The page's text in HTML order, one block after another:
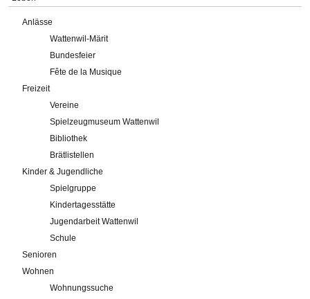
Anlässe
Wattenwil-Märit
Bundesfeier
Fête de la Musique
Freizeit
Vereine
Spielzeugmuseum Wattenwil
Bibliothek
Brätlistellen
Kinder & Jugendliche
Spielgruppe
Kindertagesstätte
Jugendarbeit Wattenwil
Schule
Senioren
Wohnen
Wohnungssuche